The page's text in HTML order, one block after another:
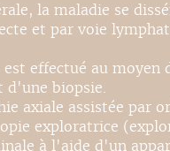
la maladie se
et par voie
effectué au moyen
d'une biopsie.
axiale assistée par
exploratrice
à l'aide d'un